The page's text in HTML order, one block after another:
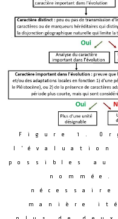
Figure 1.
l’évaluation
possibles au
manière